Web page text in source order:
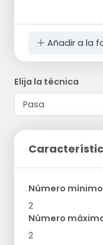
Añadir a la
Elija la técnica
Número
2
Número
2